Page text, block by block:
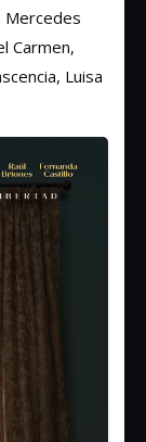
Mercedes
Carmen,
Luisa